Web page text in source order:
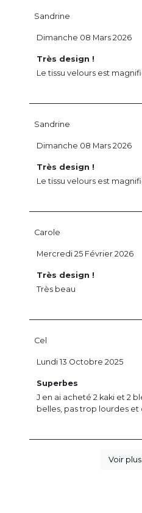
Sandrine
Très design !
Le tissu velours est
Dimanche 08 Mars 2026
Sandrine
Très design !
Le tissu velours est
Dimanche 08 Mars 2026
Carole
Très design !
Très beau
Mercredi 25 Février 2026
Cel
Superbes
J en ai acheté 2 kaki et 2
belles, pas trop lourdes
Lundi 13 Octobre 2025
Voir